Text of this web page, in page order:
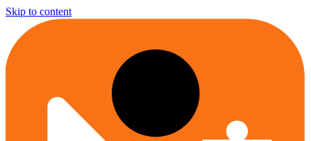
Skip to content